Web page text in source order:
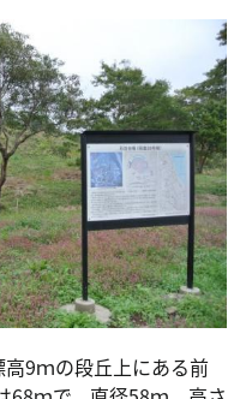
9ｍの段丘上にある前